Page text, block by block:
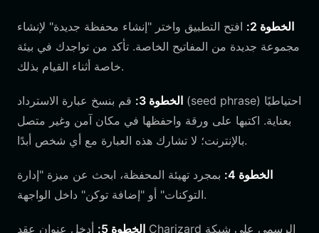
الخطوة 2:
افتح التطبيق واختر "إنشاء محفظة جديدة" لإنشاء
مجموعة جديدة من المفاتيح الخاصة. تأكد من تواجدك في بيئة
خاصة أثناء القيام بذلك.
الخطوة 3:
قم بنسخ عبارة الاسترداد (seed phrase) احتياطيًا
بعناية. اكتبها على ورقة واحفظها في مكان آمن وغير متصل
بالإنترنت؛ لا تشارك هذه العبارة مع أي شخص أبدًا.
الخطوة 4:
بمجرد تهيئة المحفظة، ابحث عن ميزة "إدارة
التوكنات" أو "إضافة توكن" داخل الواجهة.
الخطوة 5:
أدخل عنوان عقد Charizard الرسمي على شبكة